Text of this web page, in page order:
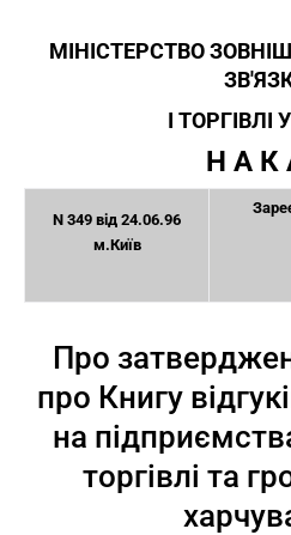
МІНІСТЕРСТВО
І ТОРГІВЛІ
Н А К
N 349 від 24.06.96
м.Київ
Про
про Книгу
на
торгівлі та